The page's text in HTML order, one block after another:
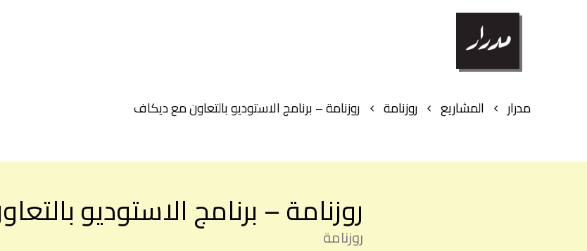
مدرار المشاريع روزنامة روزنامة – برنامج الاستوديو بالتعاون مع ديكاف
روزنامة – برنامج الاستوديو
روزنامة